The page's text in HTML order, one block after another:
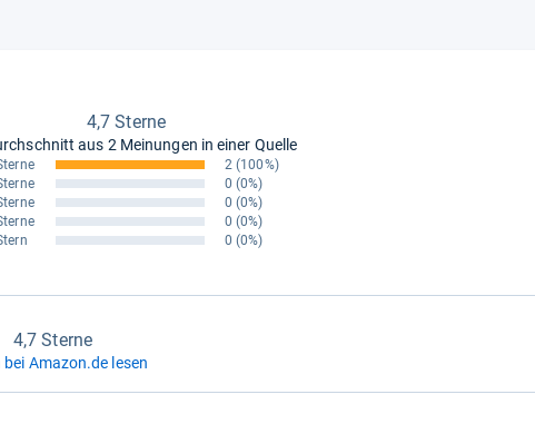
4,7 Sterne
aus 2 Meinungen in einer Quelle
2 (100%)
0 (0%)
0 (0%)
0 (0%)
0 (0%)
4,7 Sterne
Amazon.de lesen